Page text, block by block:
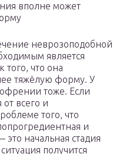
вполне может
неврозоподобной
является
что она
тяжёлую форму. У
тоже. Если
от всего и
того, что
и
начальная стадия
получится